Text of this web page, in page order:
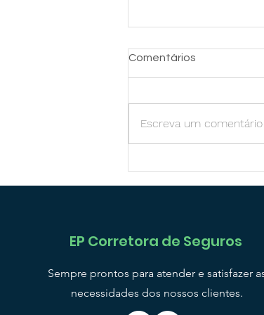
Comentários
Escreva um comentário
EP Corretora de Seguros
Sempre prontos para atender e satisfazer
necessidades dos nossos clientes.